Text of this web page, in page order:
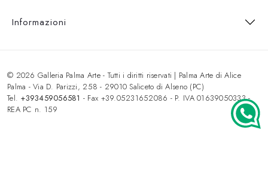
Informazioni
© 2026 Galleria Palma Arte - Tutti i diritti riservati | Palma Arte di Alice
Palma - Via D. Parizzi, 258 - 29010 Saliceto di Alseno (PC)
Tel. +393459056581 - Fax +39.05231652086 - P. IVA 01639050333 -
REA PC n. 159